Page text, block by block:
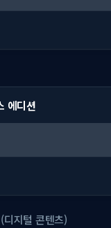
에디션
디지털 콘텐츠)